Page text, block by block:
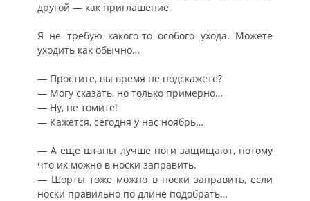
другой — как приглашение.
Я не требую какого-то особого ухода. Можете
уходить как обычно…
— Простите, вы время не подскажете?
— Могу сказать, но только примерно…
— Ну, не томите!
— Кажется, сегодня у нас ноябрь…
— А еще штаны лучше ноги защищают, потому
что их можно в носки заправить.
— Шорты тоже можно в носки заправить, если
носки правильно по длине подобрать…